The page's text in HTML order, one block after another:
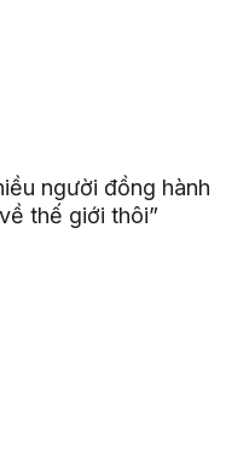
người đồng hành
thế giới thôi”